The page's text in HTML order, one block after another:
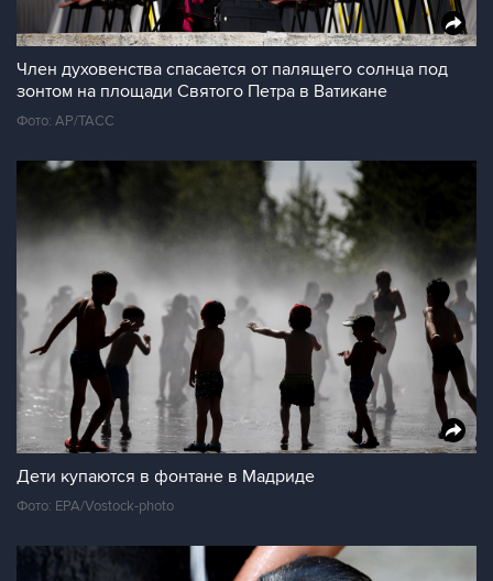
Член духовенства спасается от палящего солнца под
зонтом на площади Святого Петра в Ватикане
Фото: AP/ТАСС
Дети купаются в фонтане в Мадриде
Фото: EPA/Vostock-photo